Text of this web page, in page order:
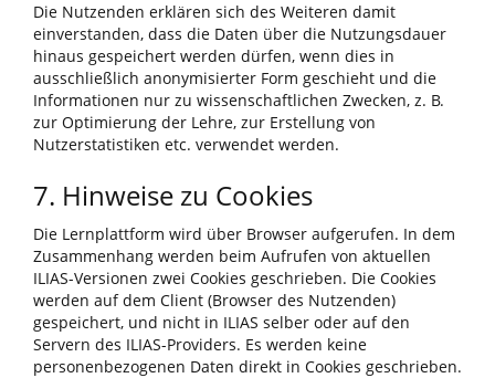
Die Nutzenden erklären sich des Weiteren damit
einverstanden, dass die Daten über die Nutzungsdauer
hinaus gespeichert werden dürfen, wenn dies in
ausschließlich anonymisierter Form geschieht und die
Informationen nur zu wissenschaftlichen Zwecken, z. B.
zur Optimierung der Lehre, zur Erstellung von
Nutzerstatistiken etc. verwendet werden.
7. Hinweise zu Cookies
Die Lernplattform wird über Browser aufgerufen. In dem
Zusammenhang werden beim Aufrufen von aktuellen
ILIAS-Versionen zwei Cookies geschrieben. Die Cookies
werden auf dem Client (Browser des Nutzenden)
gespeichert, und nicht in ILIAS selber oder auf den
Servern des ILIAS-Providers. Es werden keine
personenbezogenen Daten direkt in Cookies geschrieben.